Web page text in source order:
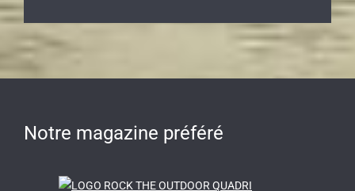
Notre magazine préféré